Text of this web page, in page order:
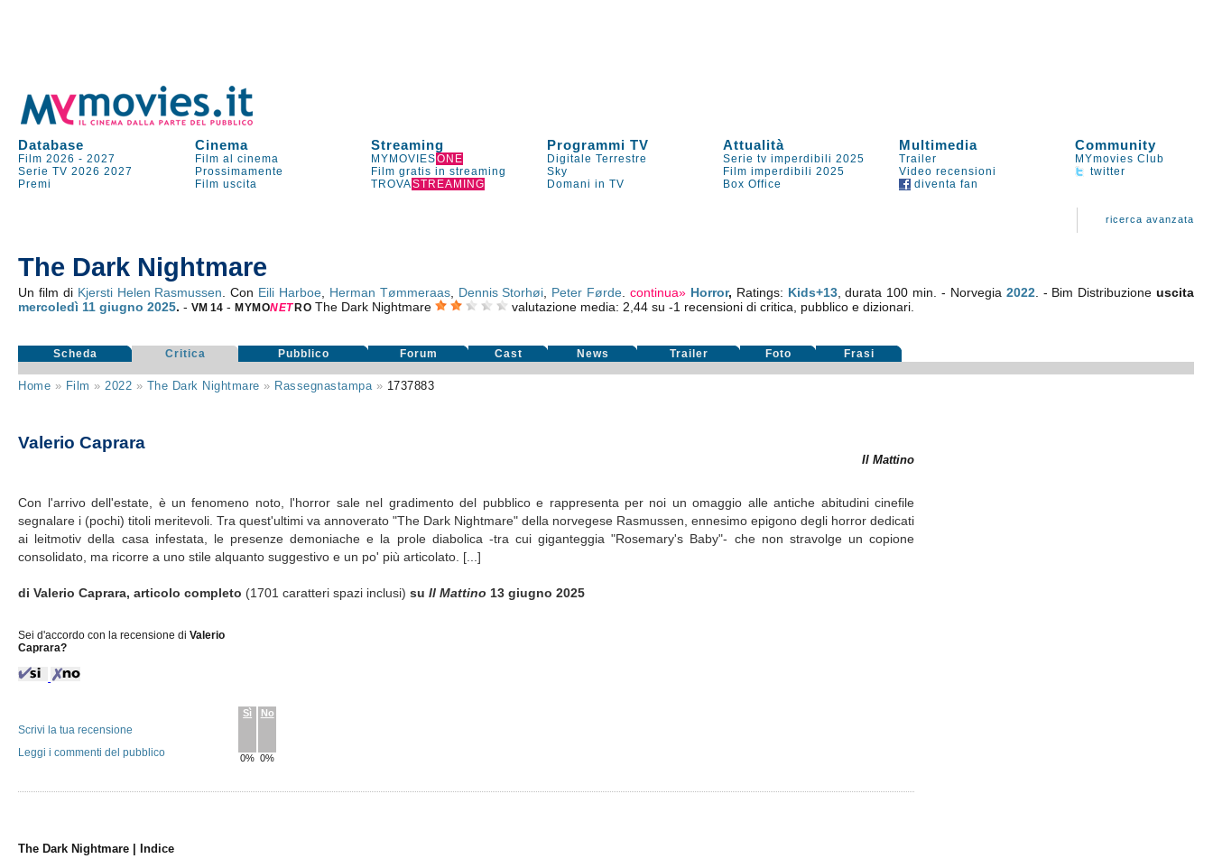
Database Cinema Streaming Programmi TV Attualità Multimedia Community
Film 2026 -2027 Film al cinema MYMOVIESONE Digitale Terrestre Serie tv imperdibili 2025 Trailer
MYmovies Club
Serie TV 2026 2027 Prossimamente Film gratis in streaming Sky Film imperdibili 2025 Video recensioni
twitter
Premi
Film uscita TROVASTREAMING Domani in TV Box Office diventa fan
ricerca avanzata
The Dark Nightmare
Un film di Kjersti Helen Rasmussen . Con Eili Harboe Herman Tømmeraas, Dennis Storhøi Peter Førde .continua» Horror, Ratings: Kids+13, durata 100 min. - Norvegia 2022. - Bim Distribuzioneuscita
mercoledì 11 giugno 2025.-VM 14 -MYMONET RO The Dark Nightmare valutazione media: 2,44 su -1 recensioni di critica, pubblico e dizionari.
Scheda Critica Pubblico Forum Cast News Trailer Foto Frasi
Home » Film » 2022 » The Dark Nightmare » Rassegnastampa» 1737883
Valerio Caprara
Il Mattino
Con l'arrivo dell'estate, è un fenomeno noto, l'horror sale nel gradimento del pubblico e rappresenta per noi un omaggio alle antiche abitudini cinefile
segnalare i (pochi) titoli meritevoli. Tra quest'ultimi va annoverato "The Dark Nightmare" della norvegese Rasmussen, ennesimo epigono degli horror dedicati
ai leitmotiv della casa infestata, le presenze demoniache e la prole diabolica -tra cui giganteggia "Rosemary's Baby"- che non stravolge un copione
consolidato, ma ricorre a uno stile alquanto suggestivo e un po' più articolato. [...]
di Valerio Caprara, articolo completo (1701 caratteri spazi inclusi)suIl Mattino 13 giugno 2025
Sei d'accordo con la recensione diValerio
Caprara?
Sì
0%
No
0%
Scrivi la tua recensione
Leggi i commenti del pubblico
The Dark Nightmare | Indice